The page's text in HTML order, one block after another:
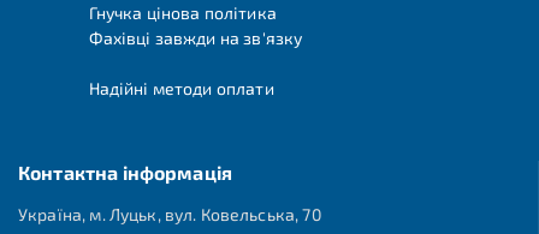
Гнучка цінова політика
Фахівці завжди на зв'язку
Надійні методи оплати
Контактна інформація
Україна, м. Луцьк, вул. Ковельська, 70